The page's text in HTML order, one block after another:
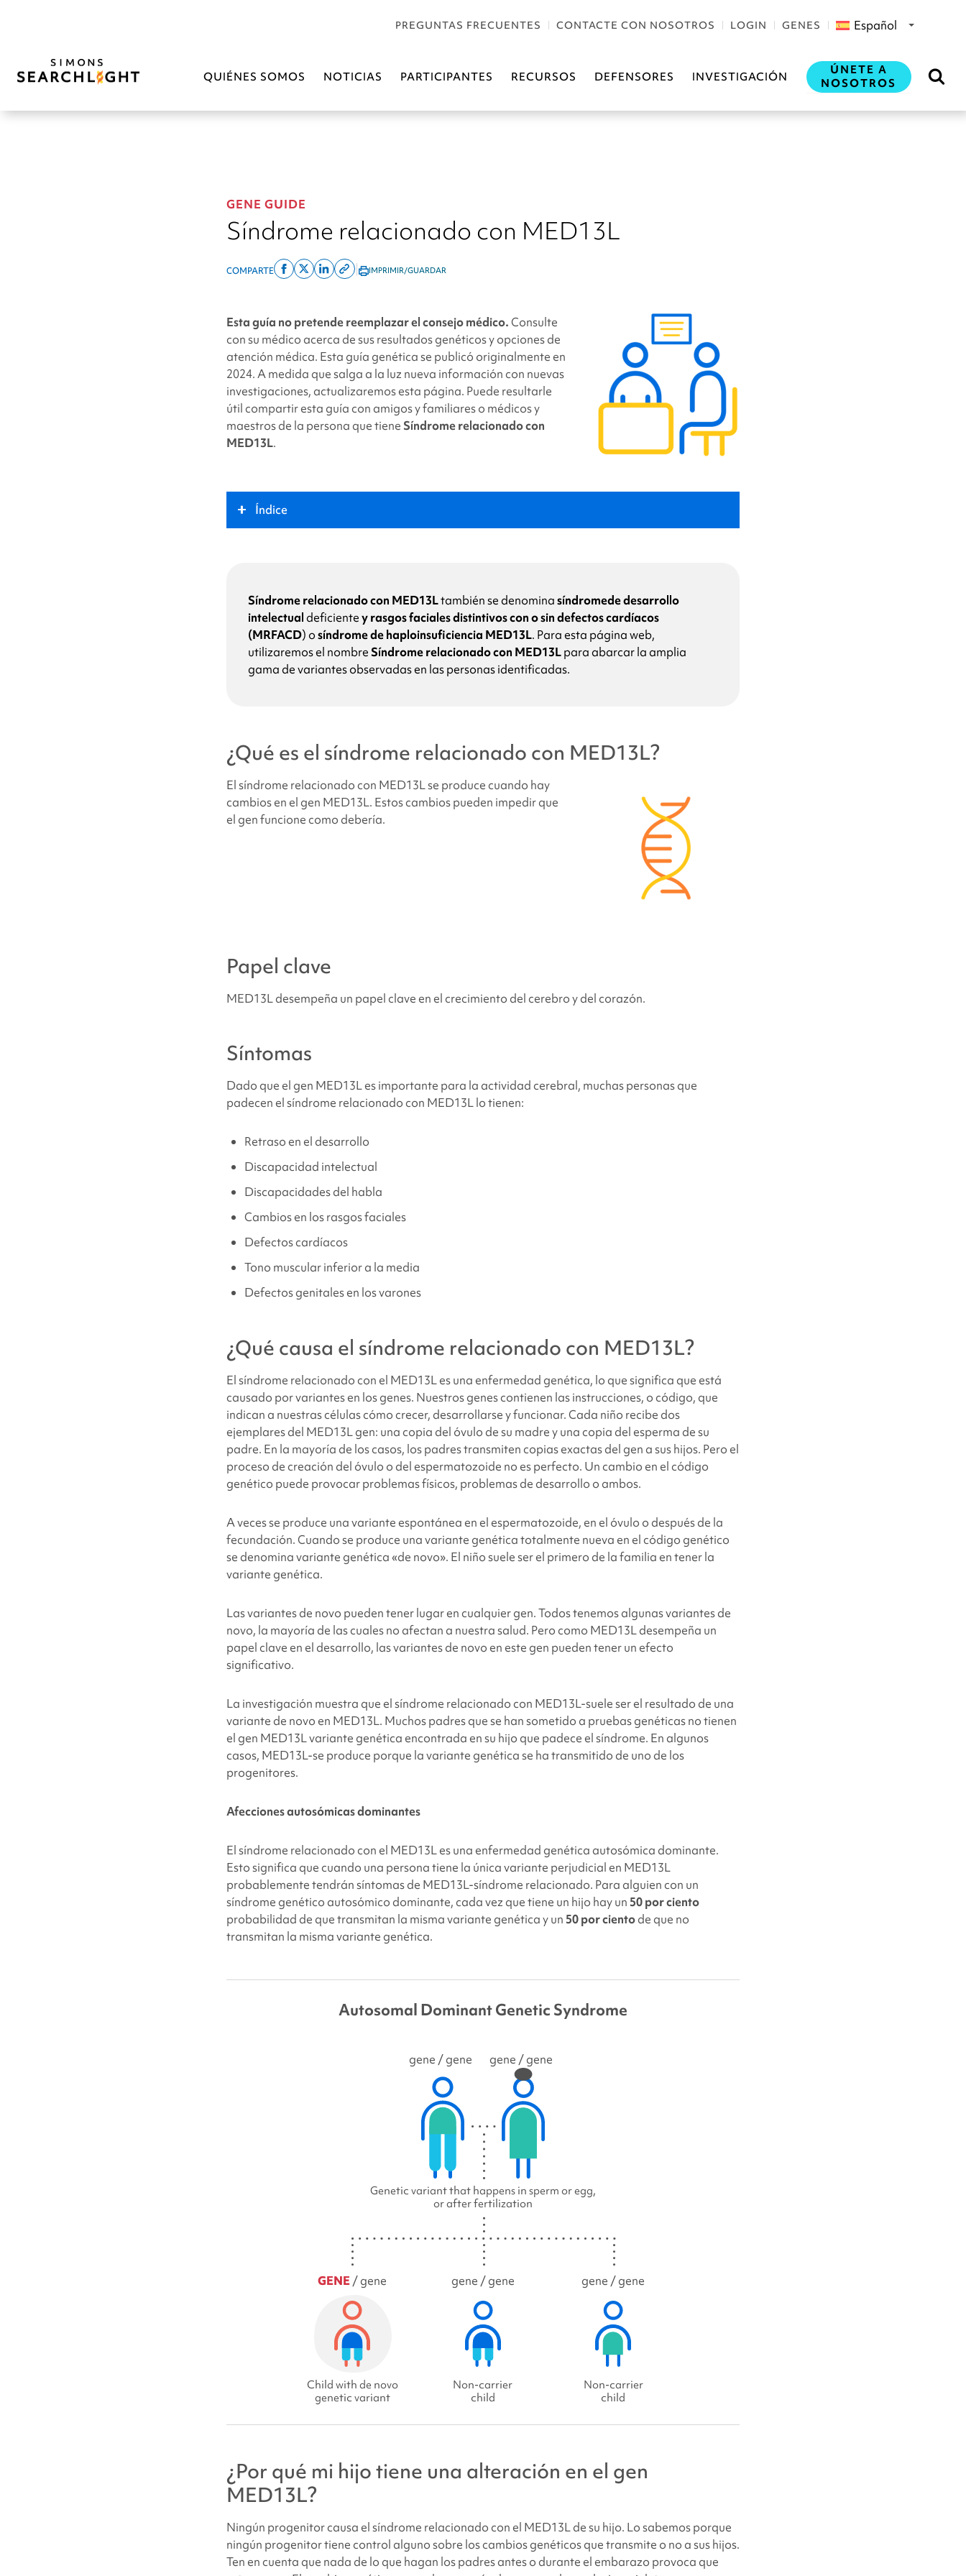
PREGUNTAS FRECUENTES CONTACTE CON NOSOTROS LOGIN GENES Español
QUIÉNES SOMOS NOTICIAS PARTICIPANTES RECURSOS DEFENSORES INVESTIGACIÓN
ÚNETE A
NOSOTROS
GENE GUIDE
Síndrome relacionado con MED13L
COMPARTE
Share
facebook
Share
twitter
Share
linkedin
Copy
link
| IMPRIMIR/GUARDAR
Esta guía no pretende reemplazar el consejo médico.Consulte
con su médico acerca de sus resultados genéticos y opciones de
atención médica. Esta guía genética se publicó originalmente en
2024. A medida que salga a la luz nueva información con nuevas
investigaciones, actualizaremos esta página. Puede resultarle
útil compartir esta guía con amigos y familiares o médicos y
maestros de la persona que tiene Síndrome relacionado con
MED13L.
Índice
Papel clave
Síntomas
¿Qué causa
relacionado con MED13L?
¿Cuántas personas tienen
tienen un aspecto diferente?
Problemas de comportamiento y desarrollo vinculados al
MED13L
Fuentes y referencias
Síndrome relacionado con MED13Ltambién se denominasíndromede desarrollo
intelectualdeficientey rasgos faciales distintivos con o sin defectos cardíacos
(MRFACD) osíndrome de haploinsuficiencia MED13L. Para esta página web,
utilizaremos el nombreSíndrome relacionado con MED13Lpara abarcar la amplia
gama de variantes observadas en las personas identificadas.
¿Qué es el síndrome relacionado con MED13L?
El síndrome relacionado con MED13Lse produce cuando hay
cambios en el gen MED13L. Estos cambios pueden impedir que
el gen funcione como debería.
Papel clave
MED13L desempeña un papel clave en el crecimiento del cerebro y del corazón.
Síntomas
Dado que el gen MED13L es importante para la actividad cerebral, muchas personas que
padecenel síndrome relacionado con MED13Llo tienen:
Retraso en el desarrollo
Discapacidad intelectual
Discapacidades del habla
Cambios en los rasgos faciales
Defectos cardíacos
Tono muscular inferior a la media
Defectos genitales en los varones
¿Qué causa el síndrome relacionado con MED13L?
El síndrome relacionado con el MED13Les una enfermedad genética, lo que significa que está
causado por variantes en los genes. Nuestros genes contienen las instrucciones, o código, que
indican a nuestras células cómo crecer, desarrollarse y funcionar. Cada niño recibe dos
ejemplares del MED13Lgen: una copia del óvulo de su madre y una copia del esperma de su
padre. En la mayoría de los casos, los padres transmiten copias exactas del gen a sus hijos. Pero el
proceso de creación del óvulo o del espermatozoide no es perfecto. Un cambio en el código
genético puede provocar problemas físicos, problemas de desarrollo o ambos.
A veces se produce una variante espontánea en el espermatozoide, en el óvulo o después de la
fecundación. Cuando se produce una variante genética totalmente nueva en el código genético
se denomina variante genética «de novo». El niño suele ser el primero de la familia en tener la
variante genética.
Las variantes de novo pueden tener lugar en cualquier gen. Todos tenemos algunas variantes de
novo, la mayoría de las cuales no afectan a nuestra salud. Pero como MED13Ldesempeña un
papel clave en el desarrollo, las variantes de novo en este gen pueden tener un efecto
significativo.
La investigación muestra que el síndrome relacionado con MED13L-suele ser el resultado de una
variante de novo en MED13L. Muchos padres que se han sometido a pruebas genéticas no tienen
el gen MED13Lvariante genética encontrada en su hijo que padece el síndrome. En algunos
casos, MED13L-se produce porque la variante genética se ha transmitido de uno de los
progenitores.
Afecciones autosómicas dominantes
El síndrome relacionado con el MED13Les una enfermedad genética autosómica dominante.
Esto significa que cuando una persona tiene la única variante perjudicial en MED13L
probablemente tendrán síntomas de MED13L-síndrome relacionado. Para alguien con un
síndrome genético autosómico dominante, cada vez que tiene un hijo hay un 50 por ciento
probabilidad de que transmitan la misma variante genética y un 50 por cientode que no
transmitan la misma variante genética.
Autosomal Dominant Genetic Syndrome
gene / gene gene / gene
Genetic variant that happens in sperm or egg,
or after fertilization
GENE/ gene
Child with de novo
genetic variant
gene / gene
Non-carrier
child
gene / gene
Non-carrier
child
¿Por qué mi hijo tiene una alteración en el gen
MED13L?
Ningún progenitor causa elsíndrome relacionado con el MED13Lde su hijo. Lo sabemos porque
ningún progenitor tiene control alguno sobre los cambios genéticos que transmite o no a sus hijos.
Ten en cuenta que nada de lo que hagan los padres antes o durante el embarazo provoca que